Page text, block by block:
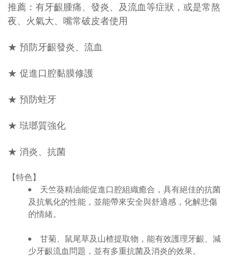
推薦：有牙齦腫痛、發炎、及流血等症狀，或是常熬
夜、火氣大、嘴常破皮者使用
★ 預防牙齦發炎、流血
★ 促進口腔黏膜修護
★ 預防蛀牙
★ 琺瑯質強化
★ 消炎、抗菌
【特色】
天竺葵精油能促進口腔組織癒合，具有絕佳的抗菌
及抗氧化的性能，並能帶來安全與舒適感，化解悲傷
的情緒。
甘菊、鼠尾草及山楂提取物，能有效護理牙齦、減
少牙齦流血問題，並有多重抗菌及消炎的效果。